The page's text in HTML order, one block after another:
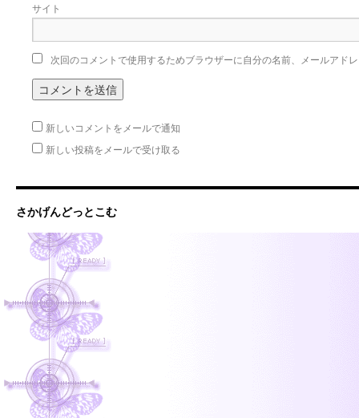
サイト
次回のコメントで使用するためブラウザーに自分の名前、メールアド
新しいコメントをメールで通知
新しい投稿をメールで受け取る
さかげんどっとこむ